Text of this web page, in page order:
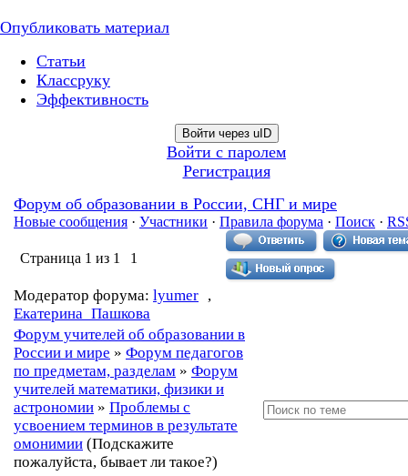
Опубликовать материал
Статьи
Классруку
Эффективность
Войти через uID
Войти с паролем
Регистрация
Форум об образовании в России, СНГ и мире
Новые сообщения · Участники · Правила форума · Поиск ·
Страница 1 из 1 1
Модератор форума: lyumer ,
Екатерина_Пашкова
Форум учителей об образовании в
России и мире » Форум педагогов
по предметам, разделам » Форум
учителей математики, физики и
астрономии » Проблемы с
усвоением терминов в результате
омонимии (Подскажите
пожалуйста, бывает ли такое?)